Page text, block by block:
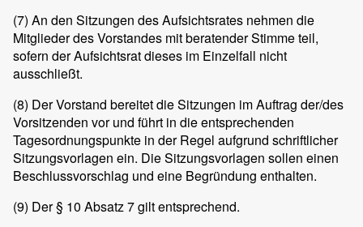
(7) An den Sitzungen des Aufsichtsrates nehmen die
Mitglieder des Vorstandes mit beratender Stimme teil,
sofern der Aufsichtsrat dieses im Einzelfall nicht
ausschließt.
(8) Der Vorstand bereitet die Sitzungen im Auftrag der/des
Vorsitzenden vor und führt in die entsprechenden
Tagesordnungspunkte in der Regel aufgrund schriftlicher
Sitzungsvorlagen ein. Die Sitzungsvorlagen sollen einen
Beschlussvorschlag und eine Begründung enthalten.
(9) Der § 10 Absatz 7 gilt entsprechend.